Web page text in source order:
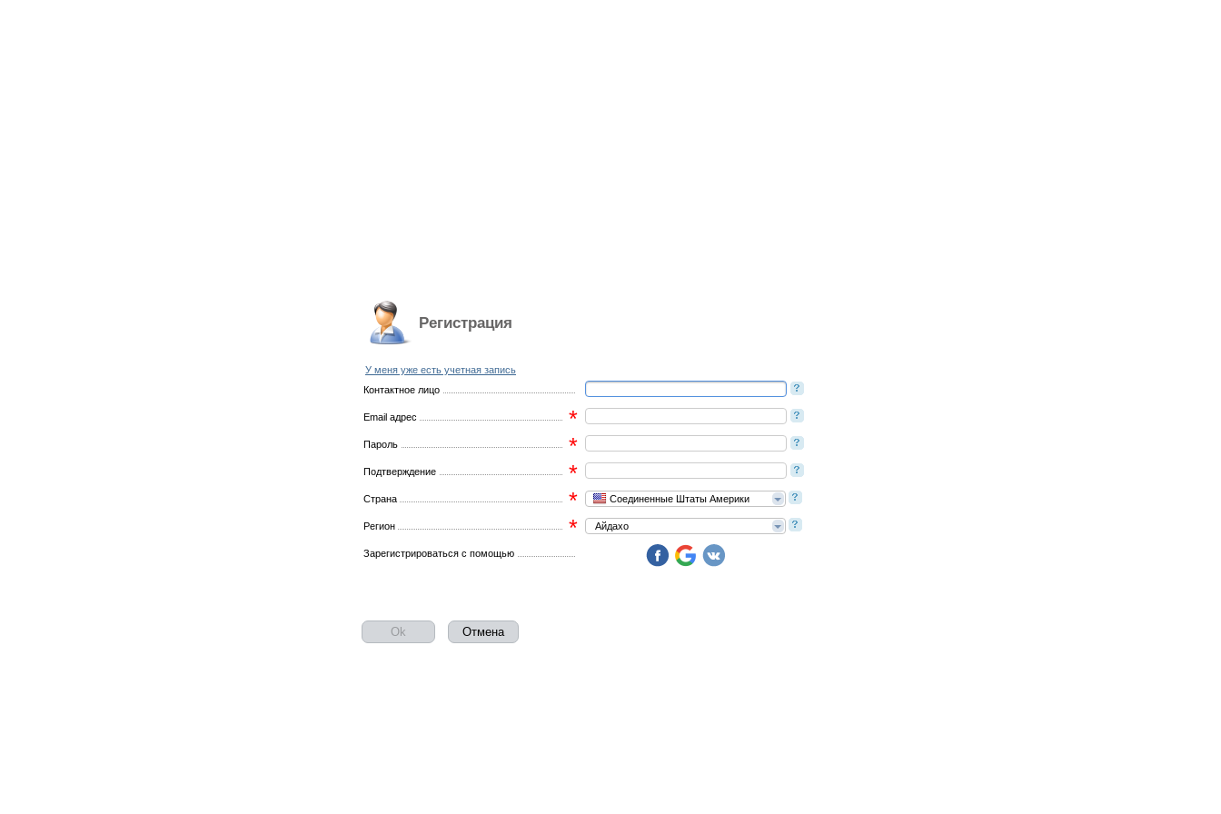
Регистрация
У меня уже есть учетная запись
Контактное лицо
Email адрес *
Пароль *
Подтверждение *
Страна * Соединенные Штаты Америки
Регион * Айдахо
Зарегистрироваться с помощью